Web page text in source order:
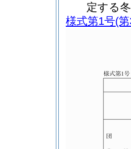
定する
様式第1号(